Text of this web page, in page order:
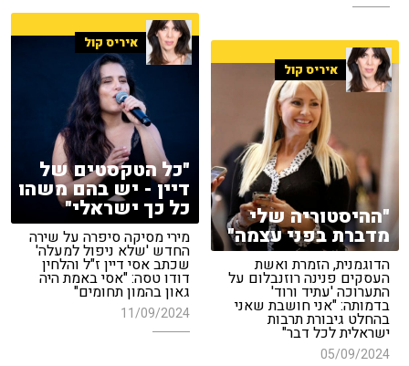
איריס קול
"כל הטקסטים של
דיין - יש בהם משהו
כל כך ישראלי"
מירי מסיקה סיפרה על שירה
החדש 'שלא ניפול למעלה'
שכתב אסי דיין ז"ל והלחין
דודו טסה: "אסי באמת היה
גאון בהמון תחומים"
11/09/2024
איריס קול
"ההיסטוריה שלי
מדברת בפני עצמה"
הדוגמנית, הזמרת ואשת
העסקים פנינה רוזנבלום על
התערוכה 'עתיד ורוד'
בדמותה: "אני חושבת שאני
בהחלט גיבורת תרבות
ישראלית לכל דבר"
05/09/2024